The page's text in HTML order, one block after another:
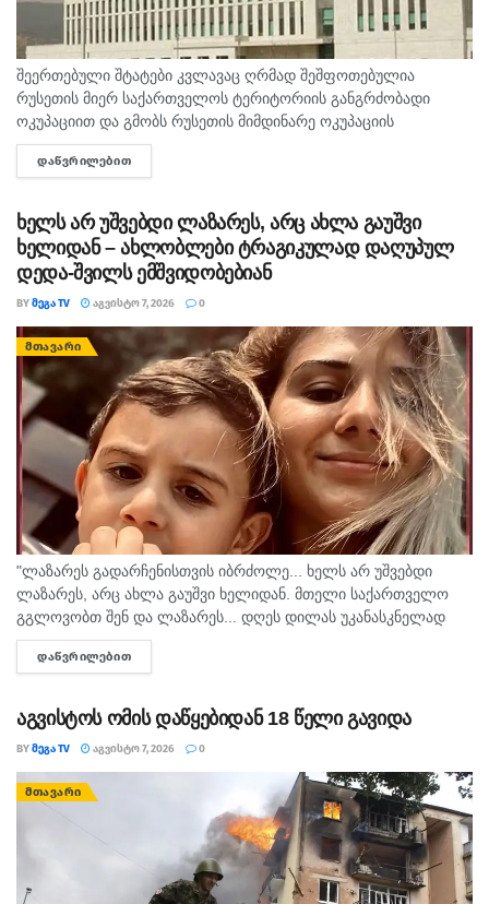
შეერთებული შტატები კვლავაც ღრმად შეშფოთებულია
რუსეთის მიერ საქართველოს ტერიტორიის განგრძობადი
ოკუპაციით და გმობს რუსეთის მიმდინარე ოკუპაციის
პირობებში მომხდარ მკვლელობებს, გატაცებებსა და სხვა
სახის ძალადობა, - ამ განცხადებით აშშ-ს საელჩო
ᲓᲐᲬᲕᲠᲘᲚᲔᲑᲘᲗ
ხელს არ უშვებდი ლაზარეს, არც ახლა გაუშვი
ხელიდან – ახლობლები ტრაგიკულად დაღუპულ
დედა-შვილს ემშვიდობებიან
BYᲛᲔᲒᲐ TV ᲐᲒᲕᲘᲡᲢᲝ 7, 2026 0
ᲛᲗᲐᲕᲐᲠᲘ
"ლაზარეს გადარჩენისთვის იბრძოლე... ხელს არ უშვებდი
ლაზარეს, არც ახლა გაუშვი ხელიდან. მთელი საქართველო
გგლოვობთ შენ და ლაზარეს... დღეს დილას უკანასკნელად
მომესალმე, თურმე. ისღა დაგვრჩა ნუგეშად, შენი თავი
გვაპოვნინო..." - 6...
ᲓᲐᲬᲕᲠᲘᲚᲔᲑᲘᲗ
აგვისტოს ომის დაწყებიდან 18 წელი გავიდა
BYᲛᲔᲒᲐ TV ᲐᲒᲕᲘᲡᲢᲝ 7, 2026 0
ᲛᲗᲐᲕᲐᲠᲘ